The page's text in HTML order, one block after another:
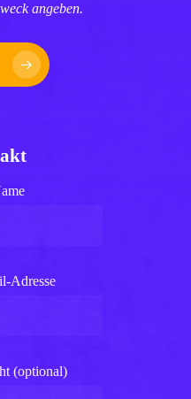
angeben.
Adresse
(optional)